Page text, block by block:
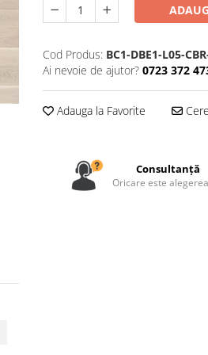
Cod Produs: BC1-DBE1-L05-
Ai nevoie de ajutor? 0723 372
Adauga la Favorite
Consultanță
Oricare este